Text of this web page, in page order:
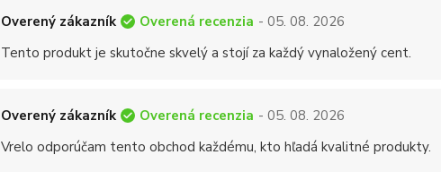
Overený zákazník Overená recenzia - 05. 08. 2026
Tento produkt je skutočne skvelý a stojí za každý vynaložený cent.
Overený zákazník Overená recenzia - 05. 08. 2026
Vrelo odporúčam tento obchod každému, kto hľadá kvalitné produkty.